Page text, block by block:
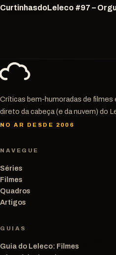
CurtinhasdoLeleco #97 –
Críticas bem-humoradas de filmes
direto da cabeça (e da nuvem) do
NO AR DESDE 2006
NAVEGUE
Séries
Filmes
Quadros
Artigos
GUIAS
Guia do Leleco: Filmes